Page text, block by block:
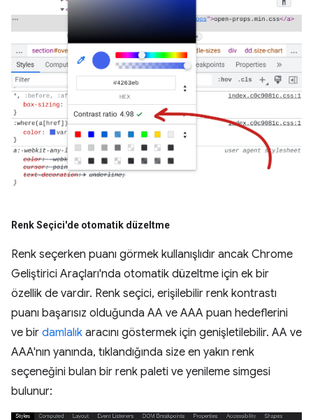
Renk Seçici'de otomatik düzeltme
Renk seçerken puanı görmek kullanışlıdır ancak Chrome
Geliştirici Araçları'nda otomatik düzeltme için ek bir
özellik de vardır. Renk seçici, erişilebilir renk kontrastı
puanı başarısız olduğunda AA ve AAA puan hedeflerini
ve bir damlalık aracını göstermek için genişletilebilir. AA ve
AAA'nın yanında, tıklandığında size en yakın renk
seçeneğini bulan bir renk paleti ve yenileme simgesi
bulunur: